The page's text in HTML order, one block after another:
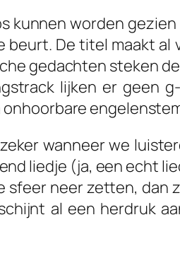
kunnen worden
beurt. De titel maakt al
gedachten steken
lijken er geen
wanneer we
liedje (ja, een echt
neer zetten, dan
al een herdruk